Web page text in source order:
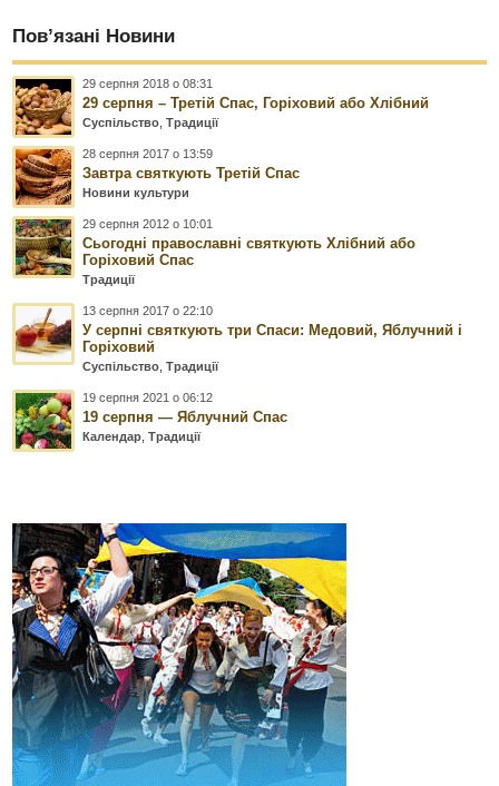
Пов’язані Новини
29 серпня 2018 о 08:31
29 серпня – Третій Спас, Горіховий або Хлібний
Суспільство ,Традиції
28 серпня 2017 о 13:59
Завтра святкують Третій Спас
Новини культури
29 серпня 2012 о 10:01
Сьогодні православні святкують Хлібний або
Горіховий Спас
Традиції
13 серпня 2017 о 22:10
У серпні святкують три Спаси: Медовий, Яблучний і
Горіховий
Суспільство ,Традиції
19 серпня 2021 о 06:12
19 серпня — Яблучний Спас
Календар ,Традиції